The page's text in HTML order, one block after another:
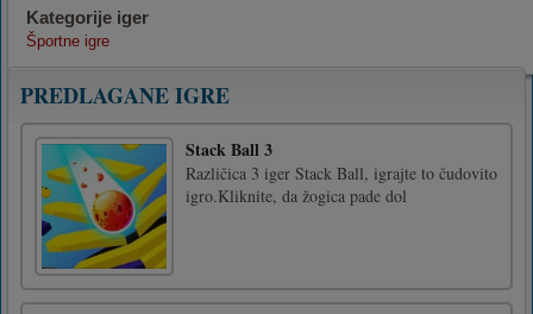
Kategorije iger
Športne igre
PREDLAGANE IGRE
Stack Ball 3
Različica 3 iger Stack Ball, igrajte to čudovito
igro.Kliknite, da žogica pade dol